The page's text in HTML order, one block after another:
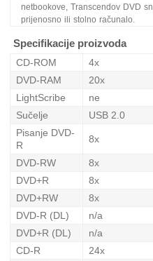
netbookove, Transcendov DVD
prijenosno ili stolno računalo.
Specifikacije proizvoda
CD-ROM
4x
DVD-RAM
20x
LightScribe
ne
Sučelje
USB 2.0
Pisanje DVD-
R
8x
DVD-RW
8x
DVD+R
8x
DVD+RW
8x
DVD-R (DL)
n/a
DVD+R (DL)
n/a
CD-R
24x